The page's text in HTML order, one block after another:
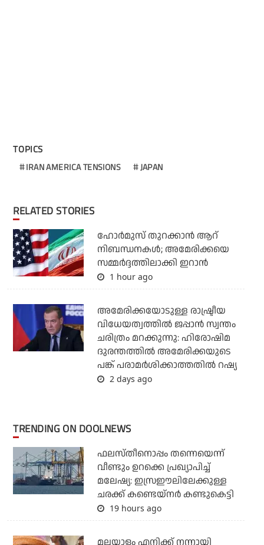
TOPICS
IRAN AMERICA TENSIONS JAPAN
RELATED STORIES
ഹോര്‍മുസ് തുറക്കാന്‍ ആറ്
നിബന്ധനകള്‍; അമേരിക്കയെ
സമ്മര്‍ദ്ദത്തിലാക്കി ഇറാന്‍
1 hour ago
അമേരിക്കയോടുള്ള രാഷ്ട്രീയ
വിധേയത്വത്തില്‍ ജപ്പാന്‍ സ്വന്തം
ചരിത്രം മറക്കുന്നു: ഹിരോഷിമ
ദുരന്തത്തില്‍ അമേരിക്കയുടെ
പങ്ക് പരാമര്‍ശിക്കാത്തതില്‍ റഷ്യ
2 days ago
TRENDING ON DOOLNEWS
ഫലസ്തീനൊപ്പം തന്നെയെന്ന്
വീണ്ടും ഉറക്കെ പ്രഖ്യാപിച്ച്
മലേഷ്യ: ഇസ്രഈലിലേക്കുള്ള
ചരക്ക് കണ്ടെയ്‌നര്‍ കണ്ടുകെട്ടി
19 hours ago